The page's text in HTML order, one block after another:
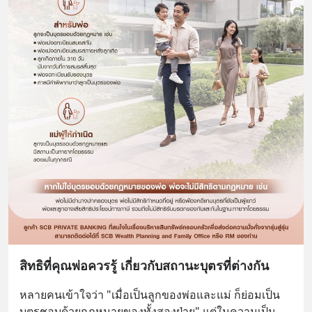
สิทธิที่คุณพ่อควรรู้ เกี่ยวกับสถานะบุตรที่ต่างกัน
หลายคนเข้าใจว่า "เมื่อเป็นลูกของพ่อและแม่ ก็ย่อมเป็น